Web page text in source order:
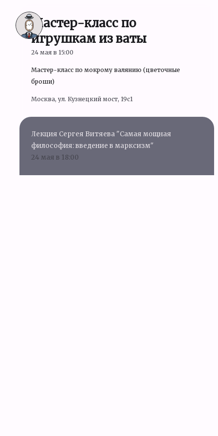
Мастер-класс по
игрушкам из ваты
24 мая в 15:00
Мастер-класс по мокрому валянию (цветочные
броши)
Москва, ул. Кузнецкий мост, 19c1
Лекция Сергея Витяева "Самая мощная
философия: введение в марксизм"
24 мая в 18:00